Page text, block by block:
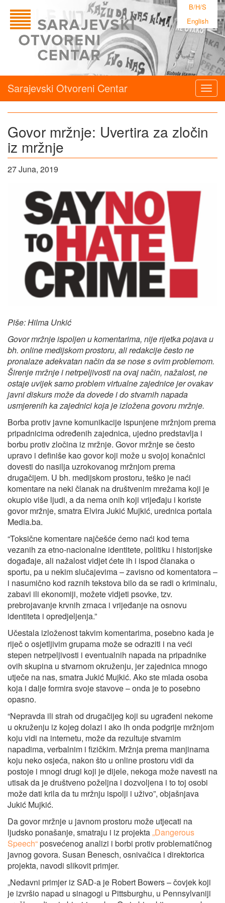
B/H/S
English
Sarajevski Otvoreni Centar
Govor mržnje: Uvertira za zločin
iz mržnje
27 Juna, 2019
Piše: Hilma Unkić
Govor mržnje ispoljen u komentarima, nije rijetka pojava u
bh. online medijskom prostoru, ali redakcije često ne
pronalaze adekvatan način da se nose s ovim problemom.
Širenje mržnje i netrpeljivosti na ovaj način, nažalost, ne
ostaje uvijek samo problem virtualne zajednice jer ovakav
javni diskurs može da dovede i do stvarnih napada
usmjerenih ka zajednici koja je izložena govoru mržnje.
Borba protiv javne komunikacije ispunjene mržnjom prema
pripadnicima određenih zajednica, ujedno predstavlja i
borbu protiv zločina iz mržnje. Govor mržnje se često
upravo i definiše kao govor koji može u svojoj konačnici
dovesti do nasilja uzrokovanog mržnjom prema
drugačijem. U bh. medijskom prostoru, teško je naći
komentare na neki članak na društvenim mrežama koji je
okupio više ljudi, a da nema onih koji vrijeđaju i koriste
govor mržnje, smatra Elvira Jukić Mujkić, urednica portala
Media.ba.
“Toksične komentare najčešće ćemo naći kod tema
vezanih za etno-nacionalne identitete, politiku i historijske
događaje, ali nažalost vidjet ćete ih i ispod članaka o
sportu, pa u nekim slučajevima – zavisno od komentatora –
i nasumično kod raznih tekstova bilo da se radi o kriminalu,
zabavi ili ekonomiji, možete vidjeti psovke, tzv.
prebrojavanje krvnih zrnaca i vrijeđanje na osnovu
identiteta i opredjeljenja.”
Učestala izloženost takvim komentarima, posebno kada je
riječ o osjetljivim grupama može se odraziti i na veći
stepen netrpeljivosti i eventualnih napada na pripadnike
ovih skupina u stvarnom okruženju, jer zajednica mnogo
utječe na nas, smatra Jukić Mujkić. Ako ste mlada osoba
koja i dalje formira svoje stavove – onda je to posebno
opasno.
“Nepravda ili strah od drugačijeg koji su ugrađeni nekome
u okruženju iz kojeg dolazi i ako ih onda podgrije mržnjom
koju vidi na internetu, može da rezultuje stvarnim
napadima, verbalnim i fizičkim. Mržnja prema manjinama
koju neko osjeća, nakon što u online prostoru vidi da
postoje i mnogi drugi koji je dijele, nekoga može navesti na
utisak da je društveno poželjna i dozvoljena i to toj osobi
može dati krila da tu mržnju ispolji i uživo”, objašnjava
Jukić Mujkić.
Da govor mržnje u javnom prostoru može utjecati na
ljudsko ponašanje, smatraju i iz projekta„Dangerous
Speech“posvećenog analizi i borbi protiv problematičnog
javnog govora. Susan Benesch, osnivačica i direktorica
projekta, navodi slikovit primjer.
„Nedavni primjer iz SAD-a je Robert Bowers – čovjek koji
je izvršio napad u sinagogi u Pittsburghu, u Pennsylvaniji